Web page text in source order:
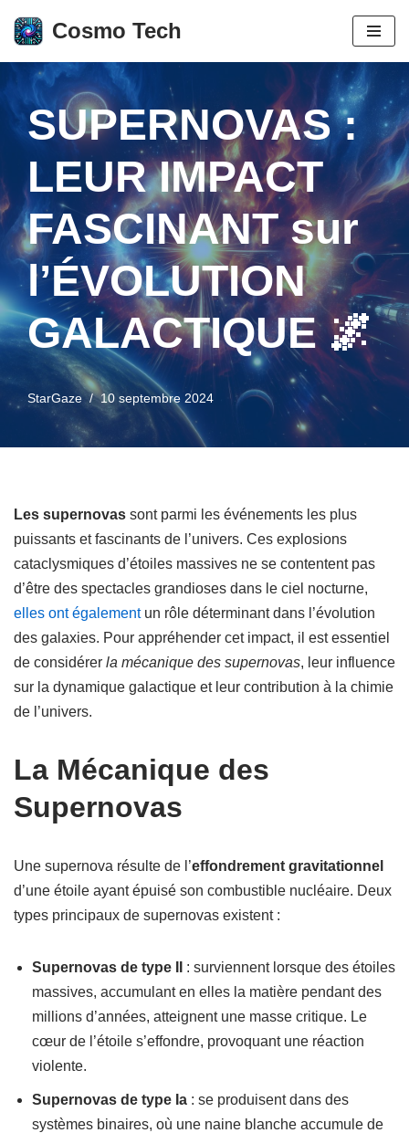
Aller
contenu
Cosmo Tech
SUPERNOVAS :
LEUR IMPACT
FASCINANT sur
l’ÉVOLUTION
GALACTIQUE 🌌
StarGaze 10 septembre 2024
Les supernovas sont parmi les événements les plus
puissants et fascinants de l’univers. Ces explosions
cataclysmiques d’étoiles massives ne se contentent pas
d’être des spectacles grandioses dans le ciel nocturne,
elles ont égalementun rôle déterminant dans l’évolution
des galaxies. Pour appréhender cet impact, il est essentiel
de considérer la mécanique des supernovas, leur influence
sur la dynamique galactique et leur contribution à la chimie
de l’univers.
La Mécanique des
Supernovas
Une supernova résulte de l’effondrement gravitationnel
d’une étoile ayant épuisé son combustible nucléaire. Deux
types principaux de supernovas existent :
Supernovas de type II
: surviennent lorsque des étoiles
massives, accumulant en elles la matière pendant des
millions d’années, atteignent une masse critique. Le
cœur de l’étoile s’effondre, provoquant une réaction
violente.
Supernovas de type Ia : se produisent dans des
systèmes binaires, où une naine blanche accumule de